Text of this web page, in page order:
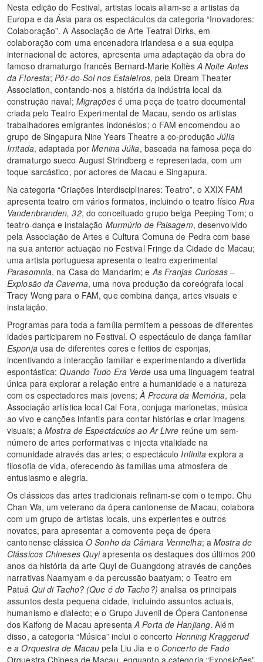
Nesta edição do Festival, artistas locais aliam-se a artistas da
Europa e da Ásia para os espectáculos da categoria “Inovadores:
Colaboração”. A Associação de Arte Teatral Dirks, em
colaboração com uma encenadora irlandesa e a sua equipa
internacional de actores, apresenta uma adaptação da obra do
famoso dramaturgo francês Bernard-Marie Koltès A Noite Antes
da Floresta;Pôr-do-Sol nos Estaleiros, pela Dream Theater
Association, contando-nos a história da indústria local da
construção naval; Migraçõesé uma peça de teatro documental
criada pelo Teatro Experimental de Macau, sendo os artistas
trabalhadores emigrantes indonésios; o FAM encomendou ao
grupo de Singapura Nine Years Theatre a co-produçãoJúlia
Irritada, adaptada porMenina Júlia, baseada na famosa peça do
dramaturgo sueco August Strindberg e representada, com um
toque sarcástico, por actores de Macau e Singapura.
Na categoria “Criações Interdisciplinares: Teatro”, o XXIX FAM
apresenta teatro em vários formatos, incluindo o teatro físico Rua
Vandenbranden, 32, do conceituado grupo belga Peeping Tom; o
teatro-dança e instalação Murmúrio de Paisagem, desenvolvido
pela Associação de Artes e Cultura Comuna de Pedra com base
na sua anterior actuação no Festival Fringe da Cidade de Macau;
uma artista portuguesa apresenta o teatro experimental
Parasomnia, na Casa do Mandarim; e As Franjas Curiosas –
Explosão da Caverna, uma nova produção da coreógrafa local
Tracy Wong para o FAM, que combina dança, artes visuais e
instalação.
Programas para toda a família permitem a pessoas de diferentes
idades participarem no Festival. O espectáculo de dança familiar
Esponjausa de diferentes cores e feitios de esponjas,
incentivando a interacção familiar e experimentando a divertida
espontástica;Quando Tudo Era Verde usa uma linguagem teatral
única para explorar a relação entre a humanidade e a natureza
com os espectadores mais jovens;À Procura da Memória, pela
Associação artística local Cai Fora, conjuga marionetas, música
ao vivo e canções infantis para contar histórias e criar imagens
visuais; aMostra de Espectáculos ao Ar Livre reúne um sem-
número de artes performativas e injecta vitalidade na
comunidade através das artes; o espectáculo Infinita explora a
filosofia de vida, oferecendo às famílias uma atmosfera de
entusiasmo e alegria.
Os clássicos das artes tradicionais refinam-se com o tempo. Chu
Chan Wa, um veterano da ópera cantonense de Macau, colabora
com um grupo de artistas locais, uns experientes e outros
novatos, para apresentar a comovente peça de ópera
cantonense clássica O Sonho da Câmara Vermelha; aMostra de
Clássicos Chineses Quyiapresenta os destaques dos últimos 200
anos da história da arte Quyi de Guangdong através de canções
narrativas Naamyam e da percussão baatyam; o Teatro em
Patuá Qui di Tacho? (Que é do Tacho?) analisa os principais
assuntos desta pequena cidade, incluindo assuntos actuais,
humanismo e dialecto; e o Grupo Juvenil de Ópera Cantonense
dos Kaifong de Macau apresentaA Porta de Hanjiang. Além
disso, a categoria “Música” inclui o concerto Henning Kraggerud
e a Orquestra de Macau pela Liu Jia e o Concerto de Fado
Orquestra Chinesa de Macau, enquanto a categoria “Exposições”